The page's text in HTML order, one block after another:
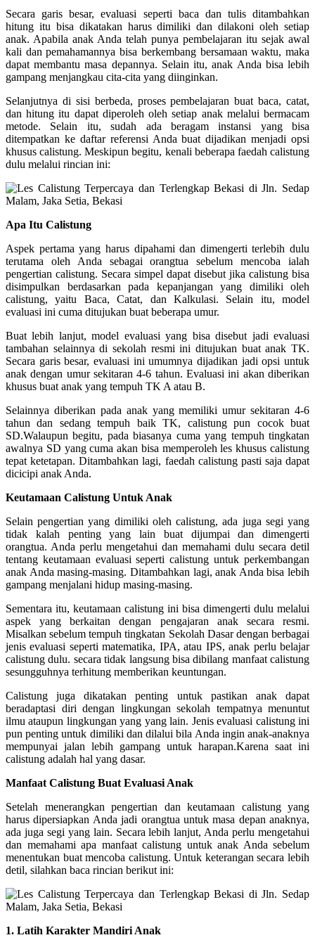
Secara garis besar, evaluasi seperti baca dan tulis ditambahkan
hitung itu bisa dikatakan harus dimiliki dan dilakoni oleh setiap
anak. Apabila anak Anda telah punya pembelajaran itu sejak awal
kali dan pemahamannya bisa berkembang bersamaan waktu, maka
dapat membantu masa depannya. Selain itu, anak Anda bisa lebih
gampang menjangkau cita-cita yang diinginkan.
Selanjutnya di sisi berbeda, proses pembelajaran buat baca, catat,
dan hitung itu dapat diperoleh oleh setiap anak melalui bermacam
metode. Selain itu, sudah ada beragam instansi yang bisa
ditempatkan ke daftar referensi Anda buat dijadikan menjadi opsi
khusus calistung. Meskipun begitu, kenali beberapa faedah calistung
dulu melalui rincian ini:
Apa Itu Calistung
Aspek pertama yang harus dipahami dan dimengerti terlebih dulu
terutama oleh Anda sebagai orangtua sebelum mencoba ialah
pengertian calistung. Secara simpel dapat disebut jika calistung bisa
disimpulkan berdasarkan pada kepanjangan yang dimiliki oleh
calistung, yaitu Baca, Catat, dan Kalkulasi. Selain itu, model
evaluasi ini cuma ditujukan buat beberapa umur.
Buat lebih lanjut, model evaluasi yang bisa disebut jadi evaluasi
tambahan selainnya di sekolah resmi ini ditujukan buat anak TK.
Secara garis besar, evaluasi ini umumnya dijadikan jadi opsi untuk
anak dengan umur sekitaran 4-6 tahun. Evaluasi ini akan diberikan
khusus buat anak yang tempuh TK A atau B.
Selainnya diberikan pada anak yang memiliki umur sekitaran 4-6
tahun dan sedang tempuh baik TK, calistung pun cocok buat
SD.Walaupun begitu, pada biasanya cuma yang tempuh tingkatan
awalnya SD yang cuma akan bisa memperoleh les khusus calistung
tepat ketetapan. Ditambahkan lagi, faedah calistung pasti saja dapat
dicicipi anak Anda.
Keutamaan Calistung Untuk Anak
Selain pengertian yang dimiliki oleh calistung, ada juga segi yang
tidak kalah penting yang lain buat dijumpai dan dimengerti
orangtua. Anda perlu mengetahui dan memahami dulu secara detil
tentang keutamaan evaluasi seperti calistung untuk perkembangan
anak Anda masing-masing. Ditambahkan lagi, anak Anda bisa lebih
gampang menjalani hidup masing-masing.
Sementara itu, keutamaan calistung ini bisa dimengerti dulu melalui
aspek yang berkaitan dengan pengajaran anak secara resmi.
Misalkan sebelum tempuh tingkatan Sekolah Dasar dengan berbagai
jenis evaluasi seperti matematika, IPA, atau IPS, anak perlu belajar
calistung dulu. secara tidak langsung bisa dibilang manfaat calistung
sesungguhnya terhitung memberikan keuntungan.
Calistung juga dikatakan penting untuk pastikan anak dapat
beradaptasi diri dengan lingkungan sekolah tempatnya menuntut
ilmu ataupun lingkungan yang yang lain. Jenis evaluasi calistung ini
pun penting untuk dimiliki dan dilalui bila Anda ingin anak-anaknya
mempunyai jalan lebih gampang untuk harapan.Karena saat ini
calistung adalah hal yang dasar.
Manfaat Calistung Buat Evaluasi Anak
Setelah menerangkan pengertian dan keutamaan calistung yang
harus dipersiapkan Anda jadi orangtua untuk masa depan anaknya,
ada juga segi yang lain. Secara lebih lanjut, Anda perlu mengetahui
dan memahami apa manfaat calistung untuk anak Anda sebelum
menentukan buat mencoba calistung. Untuk keterangan secara lebih
detil, silahkan baca rincian berikut ini:
1. Latih Karakter Mandiri Anak